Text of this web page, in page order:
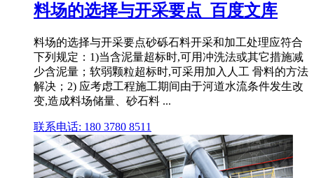
料场的选择与开采要点_百度文库
料场的选择与开采要点砂砾石料开采和加工处理应符合
下列规定：1)当含泥量超标时,可用冲洗法或其它措施减
少含泥量；软弱颗粒超标时,可采用加入人工 骨料的方法
解决；2) 应考虑工程施工期间由于河道水流条件发生改
变,造成料场储量、砂石料 ...
联系电话: 180 3780 8511